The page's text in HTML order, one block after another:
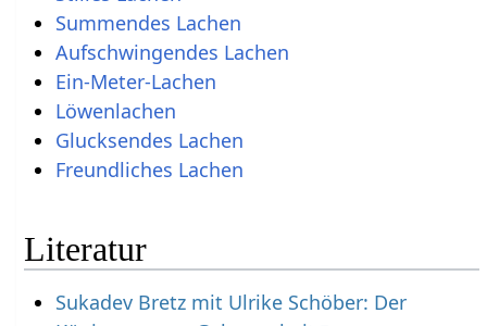
Summendes Lachen
Aufschwingendes Lachen
Ein-Meter-Lachen
Löwenlachen
Glucksendes Lachen
Freundliches Lachen
Literatur
Sukadev Bretz mit Ulrike Schöber: Der